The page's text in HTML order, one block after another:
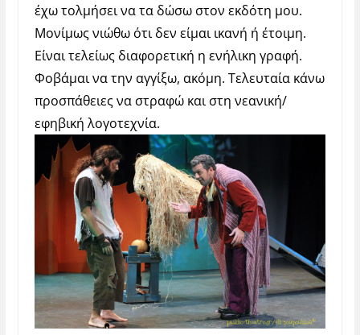
έχω τολμήσει να τα δώσω στον εκδότη μου.
Μονίμως νιώθω ότι δεν είμαι ικανή ή έτοιμη.
Είναι τελείως διαφορετική η ενήλικη γραφή.
Φοβάμαι να την αγγίξω, ακόμη. Τελευταία κάνω
προσπάθειες να στραφώ και στη νεανική/
εφηβική λογοτεχνία.